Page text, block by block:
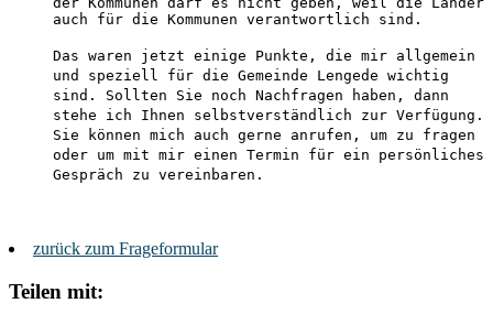
auch für die Kommunen verantwortlich sind.
Das waren jetzt einige Punkte, die mir allgemein
und speziell für die Gemeinde Lengede wichtig
sind. Sollten Sie noch Nachfragen haben, dann
stehe ich Ihnen selbstverständlich zur Verfügung.
Sie können mich auch gerne anrufen, um zu fragen
oder um mit mir einen Termin für ein persönliches
Gespräch zu vereinbaren.
zurück zum Frageformular
Teilen mit: